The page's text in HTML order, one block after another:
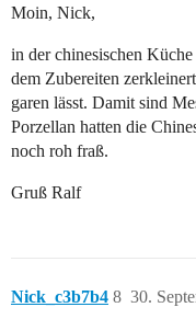
Moin, Nick,
in der chinesischen
dem Zubereiten
garen lässt. Damit sind
Porzellan hatten die
noch roh fraß.
Gruß Ralf
Nick_c3b7b4 30.
8